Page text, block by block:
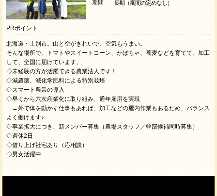
期間
長期（期間の定めなし）
PRポイント
北海道・士別市。山と空がきれいで、空気もうまい。
そんな場所で、トマトやスイートコーン、かぼちゃ、蕎麦などを育てて、加工
して、全国に届けています。
◇未経験の方が活躍できる農業法人です！
◇減農薬、減化学肥料による特別栽培
◇スマート農業の導入
◇早くから六次産業化に取り組み、通年雇用を実現
→外で体を動かす仕事もあれば、加工などの屋内作業もあるため、バランス
よく働けます♪
◇事業拡大につき、新メンバー募集（農場スタッフ／幹部候補同時募集）
◇週休2日
◇借り上げ社宅あり（応相談）
◇男女活躍中